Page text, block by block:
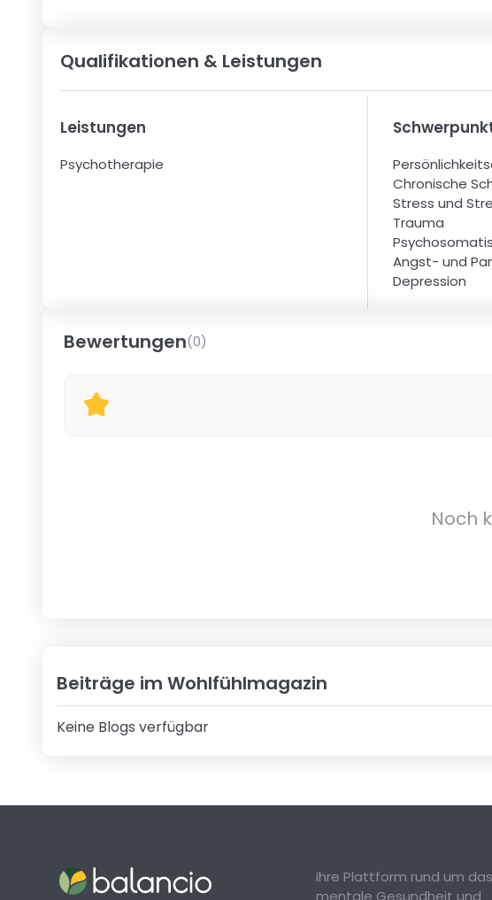
Qualifikationen & Leistungen
Leistungen
Psychotherapie
Chronische
Stress und
Trauma
Angst- und
Depression
Bewertungen(0)
Noch
Beiträge im Wohlfühlmagazin
Keine Blogs verfügbar
Ihre Plattform rund um
mentale Gesundheit und